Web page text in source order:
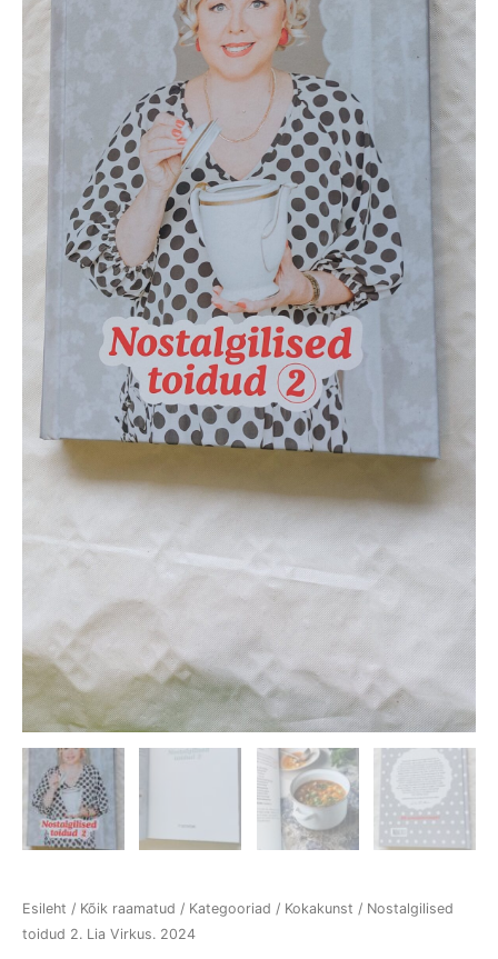
Esileht / Kõik raamatud / Kategooriad / Kokakunst / Nostalgilised
toidud 2. Lia Virkus. 2024